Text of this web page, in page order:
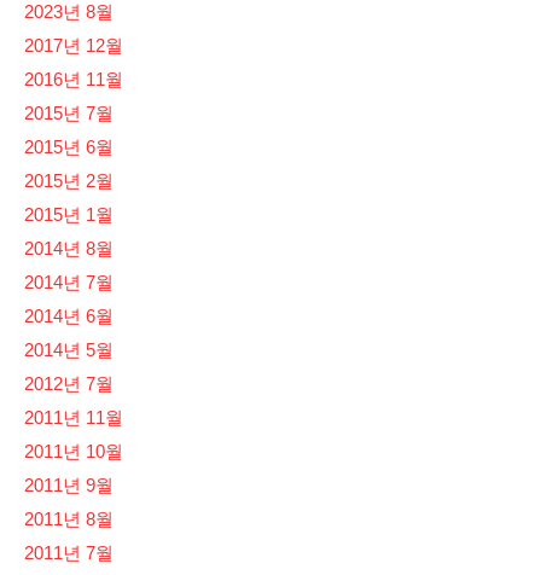
2023년 8월
2017년 12월
2016년 11월
2015년 7월
2015년 6월
2015년 2월
2015년 1월
2014년 8월
2014년 7월
2014년 6월
2014년 5월
2012년 7월
2011년 11월
2011년 10월
2011년 9월
2011년 8월
2011년 7월